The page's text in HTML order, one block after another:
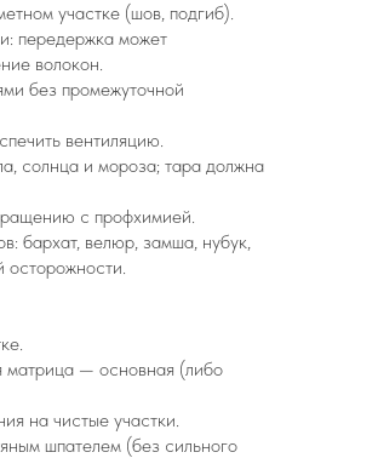
участке (шов, подгиб).
передержка может
волокон.
без промежуточной
вентиляцию.
солнца и мороза; тара должна
с профхимией.
бархат, велюр, замша, нубук,
матрица — основная (либо
на чистые участки.
шпателем (без сильного